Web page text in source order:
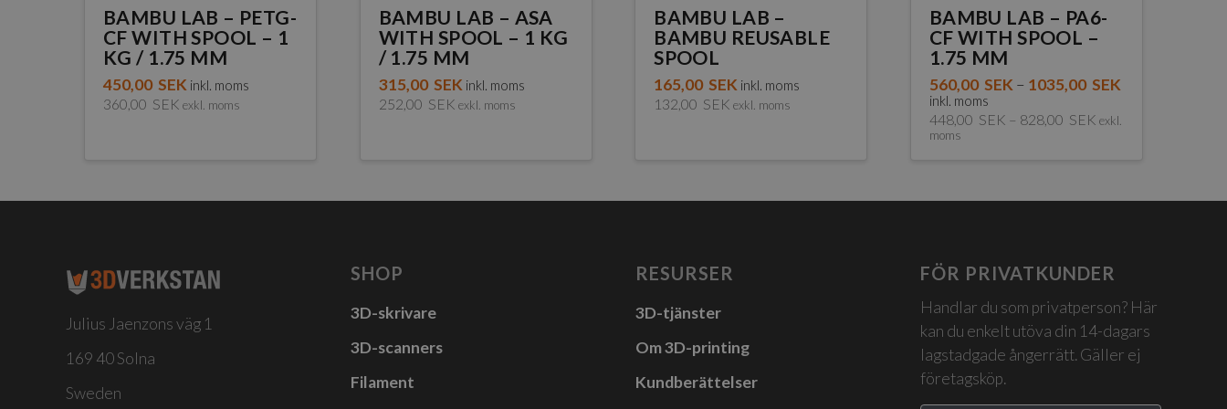
BAMBU LAB – PETG-
CF WITH SPOOL – 1
KG / 1.75 MM
450,00 SEK inkl. moms
360,00 SEK exkl. moms
har
De
alternativen
kan
väljas
BAMBU LAB – ASA
WITH SPOOL – 1 KG
/ 1.75 MM
315,00 SEK inkl. moms
252,00 SEK exkl. moms
har
De
olika
väljas
BAMBU LAB –
BAMBU REUSABLE
SPOOL
165,00 SEK inkl. moms
132,00 SEK exkl. moms
BAMBU LAB – PA6-
CF WITH SPOOL –
1.75 MM
560,00 SEK– 1035,00 SEK
inkl. moms
448,00 SEK – 828,00 SEK exkl.
moms
produkten
flera
varianter.
De
olika
alternativen
Julius Jaenzons väg 1
169 40 Solna
Sweden
SHOP
3D-skrivare
3D-scanners
Filament
RESURSER
3D-tjänster
Om 3D-printing
Kundberättelser
FÖR PRIVATKUNDER
Handlar du som privatperson? Här
kan du enkelt utöva din 14-dagars
lagstadgade ångerrätt. Gäller ej
företagsköp.